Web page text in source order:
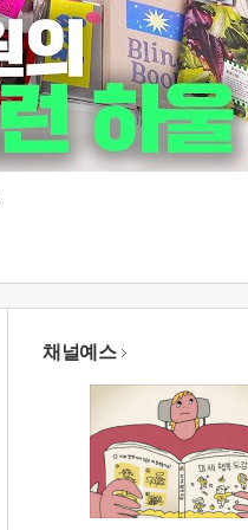
채널예스